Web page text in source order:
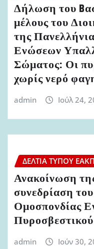
Δήλωση του
μέλους του
της
Ενώσεων
Σώματος: Οι
χωρίς νερό
admin Ιούλ 24,
ΔΕΛΤΊΑ ΤΎΠΟΥ ΕΑΚΠ
Ανακοίνωση
συνεδρίαση
Ομοσπονδίας
admin Ιούν 30,